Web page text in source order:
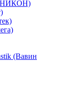
(Вавин